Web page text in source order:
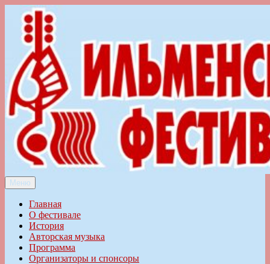
Перейти
содержимому
Ильменский фестиваль авторской песни
Меню
Главная
О фестивале
История
Авторская музыка
Программа
Организаторы и спонсоры